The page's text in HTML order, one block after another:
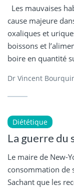
Les mauvaises
cause majeure
oxaliques et
boissons et
boire en quantité
Dr Vincent
Diététique
La guerre du
Le maire de New-
consommation de
Sachant que les